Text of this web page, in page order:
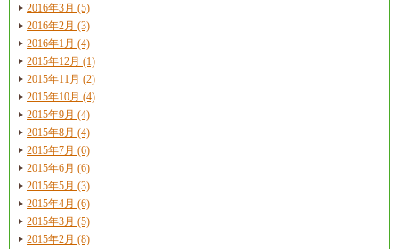
2016年3月 (5)
2016年2月 (3)
2016年1月 (4)
2015年12月 (1)
2015年11月 (2)
2015年10月 (4)
2015年9月 (4)
2015年8月 (4)
2015年7月 (6)
2015年6月 (6)
2015年5月 (3)
2015年4月 (6)
2015年3月 (5)
2015年2月 (8)